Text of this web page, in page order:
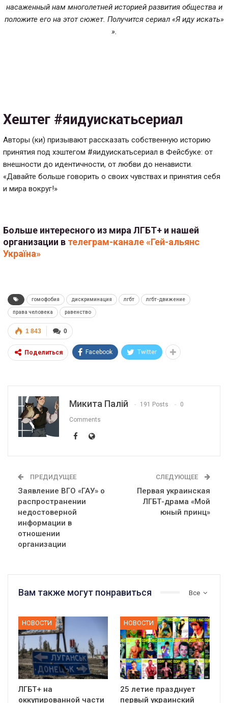
насаженный нам многолетней историей развития общества и
положите его на этот сюжет. Получится сериал «Я иду искать»
».
Хештег #яидуискатьсериал
Авторы (ки) призывают рассказать собственную историю
принятия под хэштегом #яидуискатьсериал в Фейсбуке: от
внешности до идентичности, от любви до ненависти.
«Давайте больше говорить о своих чувствах и принятия себя
и мира вокруг!»
Больше интересного из мира ЛГБТ+ и нашей
организации в телеграм-канале «Гей-альянс
Україна»
гомофобия дискриминация лгбт лгбт-движение
права человека равенство
0
1 843
Поделиться Facebook Twitter
Микита Палій 191 Posts 0
Comments
ПРЕДИДУЩЕЕ
Заявление ВГО «ГАУ» о
распространении
недостоверной
информации в
отношении
организации
СЛЕДУЮЩЕЕ
Первая украинская
ЛГБТ-драма «Мой
юный принц»
Все
Вам также могут понравиться
НОВОСТИ
ЛГБТ+ на
оккупированной части
НОВОСТИ
25 летие празднует
первый украинский